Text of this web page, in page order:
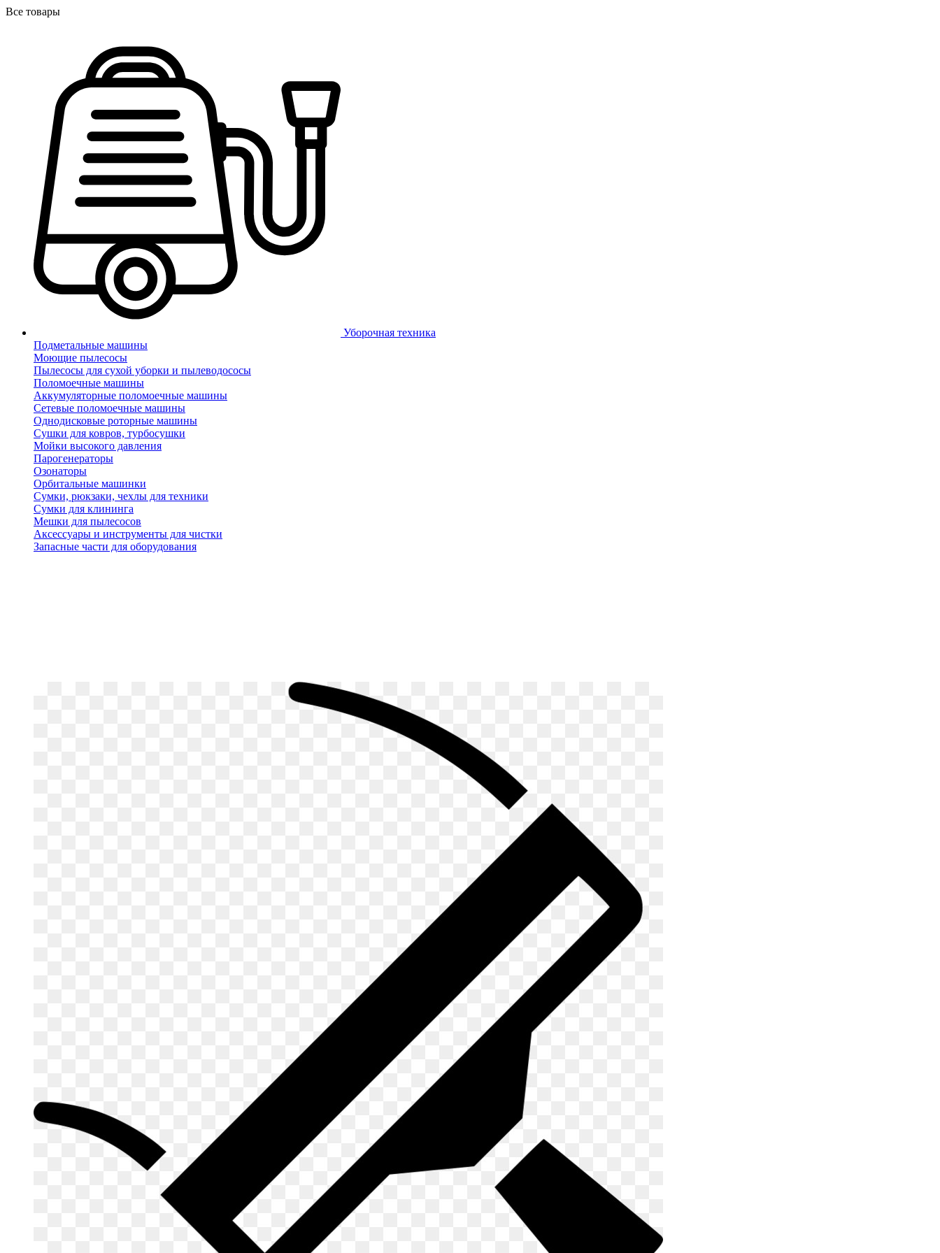
Все товары
Уборочная техника
Подметальные машины
Моющие пылесосы
Пылесосы для сухой уборки и пылеводососы
Поломоечные машины
Аккумуляторные поломоечные машины
Сетевые поломоечные машины
Однодисковые роторные машины
Сушки для ковров, турбосушки
Мойки высокого давления
Парогенераторы
Озонаторы
Орбитальные машинки
Сумки, рюкзаки, чехлы для техники
Сумки для клининга
Мешки для пылесосов
Аксессуары и инструменты для чистки
Запасные части для оборудования